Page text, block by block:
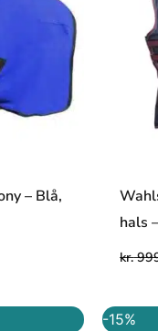
– Blå,
hals
kr.
-15%